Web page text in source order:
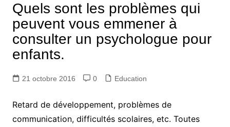
Quels sont les problèmes qui
peuvent vous emmener à
consulter un psychologue pour
enfants.
21 octobre 2016 0 Education
Retard de développement, problèmes de
communication, difficultés scolaires, etc. Toutes